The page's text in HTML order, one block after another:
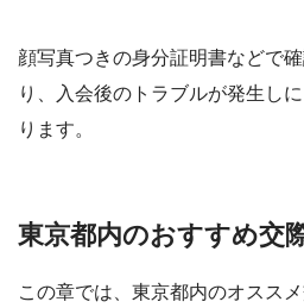
顔写真つきの身分証明書などで
り、入会後のトラブルが発生し
ります。
東京都内のおすすめ交
この章では、東京都内のオスス